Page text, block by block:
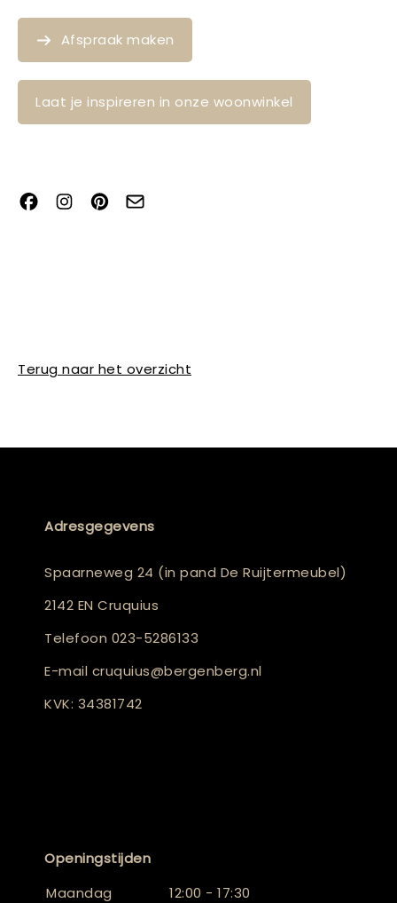
Afspraak maken
Laat je inspireren in onze woonwinkel
Terug naar het overzicht
Adresgegevens
Spaarneweg 24 (in pand De Ruijtermeubel)
2142 EN Cruquius
Telefoon 023-5286133
E-mail cruquius@bergenberg.nl
KVK: 34381742
Openingstijden
Maandag
12:00 - 17:30